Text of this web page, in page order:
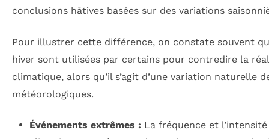
conclusions hâtives basées sur des variations
Pour illustrer cette différence, on constate souvent
hiver sont utilisées par certains pour contredire la
climatique, alors qu’il s’agit d’une variation naturelle
météorologiques.
Événements extrêmes : La fréquence et